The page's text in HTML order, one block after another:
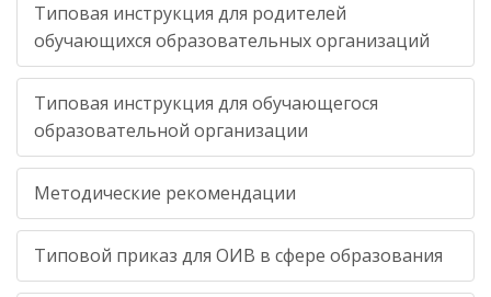
Типовая инструкция для родителей
обучающихся образовательных организаций
Типовая инструкция для обучающегося
образовательной организации
Методические рекомендации
Типовой приказ для ОИВ в сфере образования